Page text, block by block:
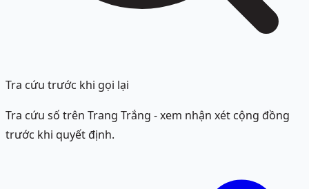
Tra cứu trước khi gọi lại
Tra cứu số trên Trang Trắng - xem nhận xét cộng đồng
trước khi quyết định.